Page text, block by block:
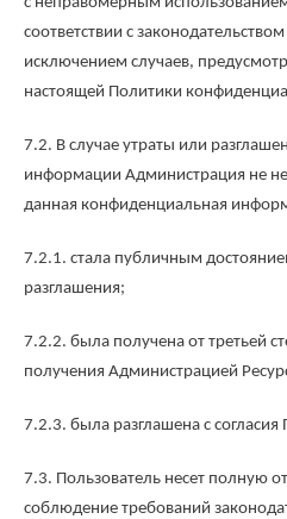
соответствии с
исключением случаев,
настоящей Политики
7.2. В случае утраты или
информации Администрация не
данная конфиденциальная
7.2.1. стала публичным
разглашения;
7.2.2. была получена от третьей
получения Администрацией
7.2.3. была разглашена с согласия
7.3. Пользователь несет полную
соблюдение требований